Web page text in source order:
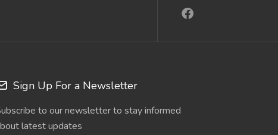
Sign Up For a Newsletter
to our newsletter to stay informed
latest updates